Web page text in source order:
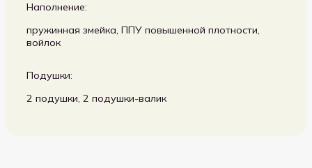
Наполнение:
пружинная змейка, ППУ повышенной плотности,
войлок
Подушки:
2 подушки, 2 подушки-валик